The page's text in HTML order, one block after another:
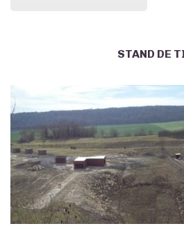
STAND DE